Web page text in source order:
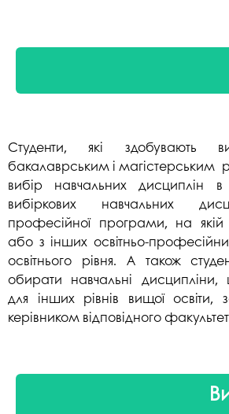
Студенти, які здобувають
бакалаврським і магістерським
вибір навчальних дисциплін
вибіркових навчальних
професійної програми, на якій
або з інших освітньо-
освітнього рівня. А також
обирати навчальні
для інших рівнів вищої освіти,
керівником відповідного